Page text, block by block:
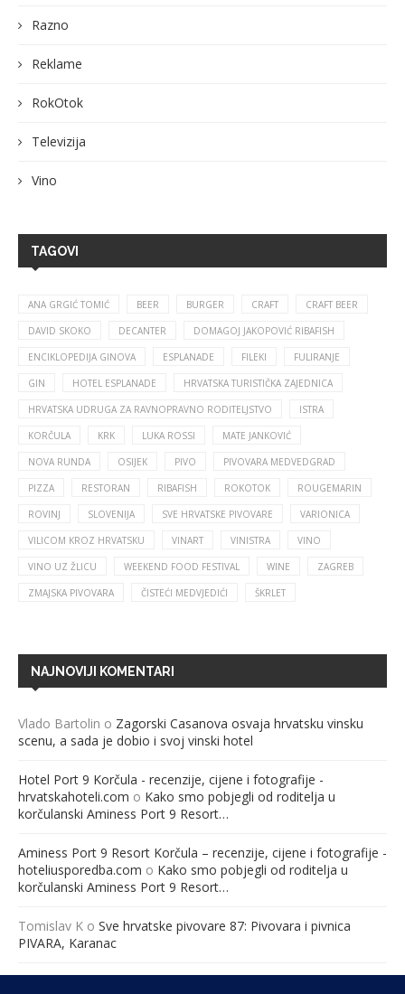
Razno
Reklame
RokOtok
Televizija
Vino
TAGOVI
ANA GRGIĆ TOMIĆ BEER BURGER CRAFT CRAFT BEER
DAVID SKOKO DECANTER DOMAGOJ JAKOPOVIĆ RIBAFISH
ENCIKLOPEDIJA GINOVA ESPLANADE FILEKI FULIRANJE
GIN HOTEL ESPLANADE HRVATSKA TURISTIČKA ZAJEDNICA
HRVATSKA UDRUGA ZA RAVNOPRAVNO RODITELJSTVO ISTRA
KORČULA KRK LUKA ROSSI MATE JANKOVIĆ
NOVA RUNDA OSIJEK PIVO PIVOVARA MEDVEDGRAD
PIZZA RESTORAN RIBAFISH ROKOTOK ROUGEMARIN
ROVINJ SLOVENIJA SVE HRVATSKE PIVOVARE VARIONICA
VILICOM KROZ HRVATSKU VINART VINISTRA VINO
VINO UZ ŽLICU WEEKEND FOOD FESTIVAL WINE ZAGREB
ZMAJSKA PIVOVARA ČISTEĆI MEDVJEDIĆI ŠKRLET
NAJNOVIJI KOMENTARI
Vlado Bartolin o Zagorski Casanova osvaja hrvatsku vinsku
scenu, a sada je dobio i svoj vinski hotel
Hotel Port 9 Korčula - recenzije, cijene i fotografije -
hrvatskahoteli.com o Kako smo pobjegli od roditelja u
korčulanski Aminess Port 9 Resort…
Aminess Port 9 Resort Korčula – recenzije, cijene i fotografije -
hoteliusporedba.com o Kako smo pobjegli od roditelja u
korčulanski Aminess Port 9 Resort…
Tomislav K o Sve hrvatske pivovare 87: Pivovara i pivnica
PIVARA, Karanac